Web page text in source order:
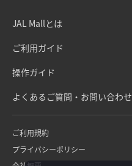
JAL Mallとは
ご利用ガイド
操作ガイド
よくあるご質問・お問い合わせ
ご利用規約
プライバシーポリシー